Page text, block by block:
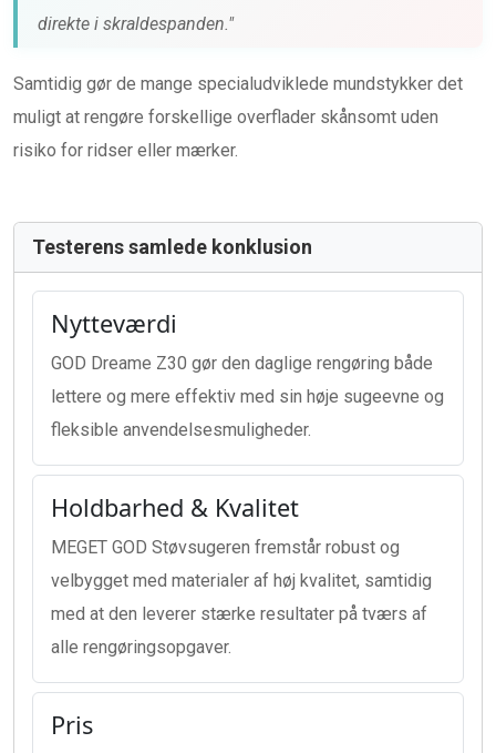
direkte i skraldespanden."
Samtidig gør de mange specialudviklede mundstykker det
muligt at rengøre forskellige overflader skånsomt uden
risiko for ridser eller mærker.
Testerens samlede konklusion
Nytteværdi
GOD Dreame Z30 gør den daglige rengøring både
lettere og mere effektiv med sin høje sugeevne og
fleksible anvendelsesmuligheder.
Holdbarhed & Kvalitet
MEGET GOD Støvsugeren fremstår robust og
velbygget med materialer af høj kvalitet, samtidig
med at den leverer stærke resultater på tværs af
alle rengøringsopgaver.
Pris